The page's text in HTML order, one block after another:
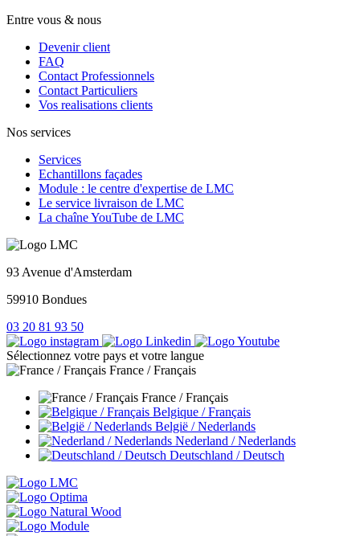
Entre vous & nous
Devenir client
FAQ
Contact Professionnels
Contact Particuliers
Vos realisations clients
Nos services
Services
Echantillons façades
Module : le centre d'expertise de LMC
Le service livraison de LMC
La chaîne YouTube de LMC
93 Avenue d'Amsterdam
59910 Bondues
03 20 81 93 50
Sélectionnez votre pays et votre langue
France / Français
France / Français
Belgique / Français
België / Nederlands
Nederland / Nederlands
Deutschland / Deutsch